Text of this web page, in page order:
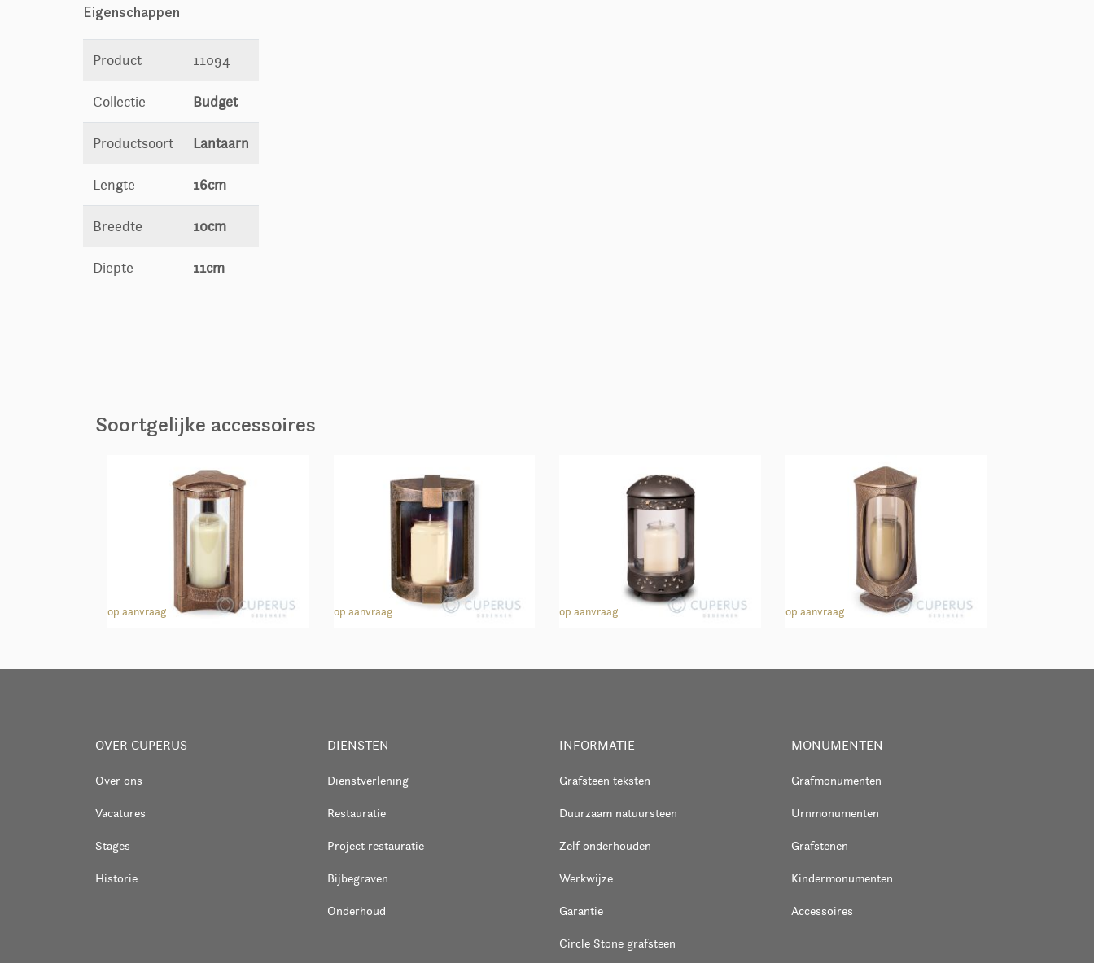
Eigenschappen
Product 11094
Collectie Budget
Productsoort Lantaarn
Lengte 16cm
Breedte 10cm
Diepte 11cm
Soortgelijke accessoires
Lantaarn 40146
op aanvraag Wandlantaarn 40119
op aanvraag Lantaarn 40106
op aanvraag Lantaarn 40033
op aanvraag
OVER CUPERUS
Over ons
Vacatures
Stages
Historie
DIENSTEN
Dienstverlening
Restauratie
Project restauratie
Bijbegraven
Onderhoud
INFORMATIE
Grafsteen teksten
Duurzaam natuursteen
Zelf onderhouden
Werkwijze
Garantie
Circle Stone grafsteen
MONUMENTEN
Grafmonumenten
Urnmonumenten
Grafstenen
Kindermonumenten
Accessoires